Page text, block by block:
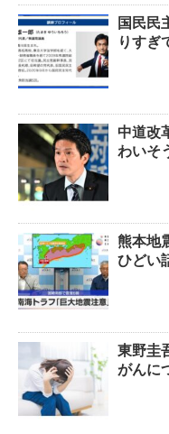
国民民
りすぎ
中道改
わいそ
熊本地
ひどい
東野圭
がんに